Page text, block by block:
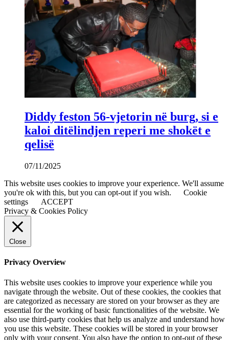
Diddy feston 56-vjetorin në burg, si e
kaloi ditëlindjen reperi me shokët e
qelisë
07/11/2025
This website uses cookies to improve your experience. We'll assume
you're ok with this, but you can opt-out if you wish.
Cookie
settings
ACCEPT
Privacy & Cookies Policy
Close
Privacy Overview
This website uses cookies to improve your experience while you
navigate through the website. Out of these cookies, the cookies that
are categorized as necessary are stored on your browser as they are
essential for the working of basic functionalities of the website. We
also use third-party cookies that help us analyze and understand how
you use this website. These cookies will be stored in your browser
only with your consent. You also have the option to opt-out of these